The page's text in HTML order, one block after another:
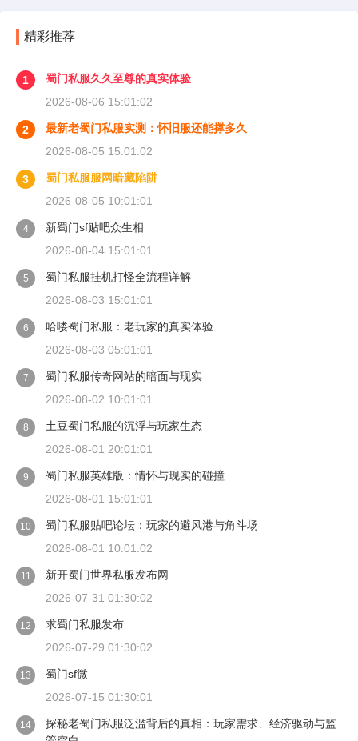
精彩推荐
1
蜀门私服久久至尊的真实体验
2026-08-06 15:01:02
2
最新老蜀门私服实测：怀旧服还能撑多久
2026-08-05 15:01:02
3
蜀门私服服网暗藏陷阱
2026-08-05 10:01:01
4
新蜀门sf贴吧众生相
2026-08-04 15:01:01
5
蜀门私服挂机打怪全流程详解
2026-08-03 15:01:01
6
哈喽蜀门私服：老玩家的真实体验
2026-08-03 05:01:01
7
蜀门私服传奇网站的暗面与现实
2026-08-02 10:01:01
8
土豆蜀门私服的沉浮与玩家生态
2026-08-01 20:01:01
9
蜀门私服英雄版：情怀与现实的碰撞
2026-08-01 15:01:01
10
蜀门私服贴吧论坛：玩家的避风港与角斗场
2026-08-01 10:01:02
11
新开蜀门世界私服发布网
2026-07-31 01:30:02
12
求蜀门私服发布
2026-07-29 01:30:02
13
蜀门sf微
2026-07-15 01:30:01
14
探秘老蜀门私服泛滥背后的真相：玩家需求、经济驱动与监